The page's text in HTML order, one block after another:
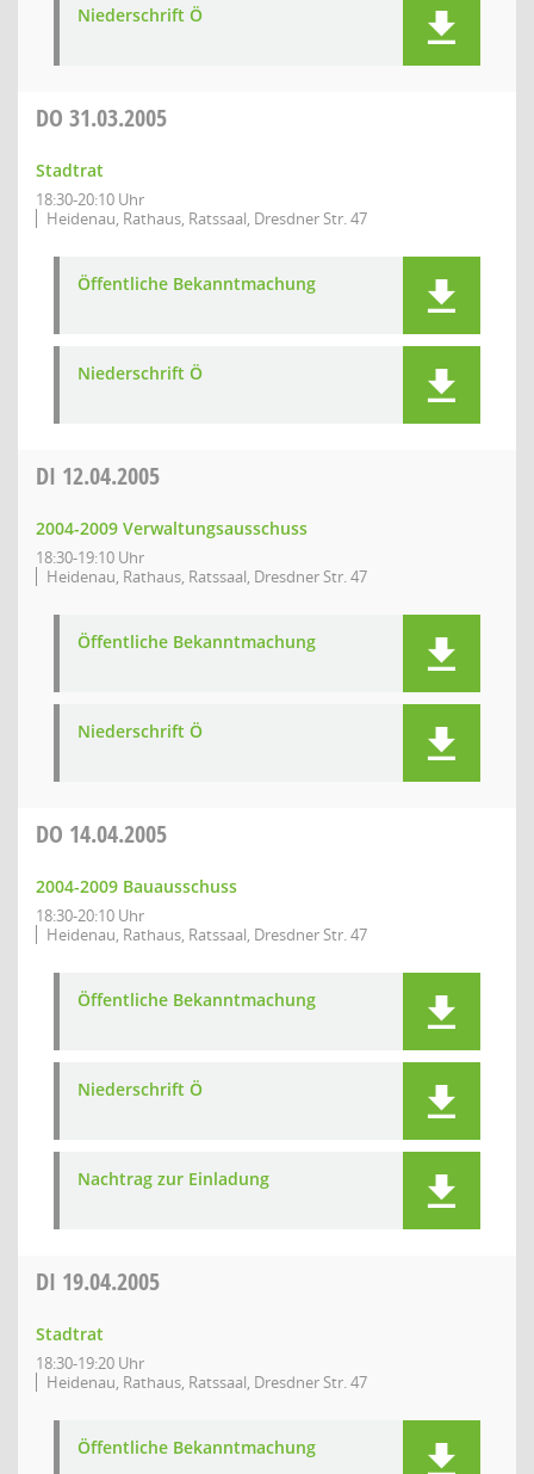
Niederschrift Ö
DO 31.03.2005
Stadtrat
18:30-20:10 Uhr
Heidenau, Rathaus, Ratssaal, Dresdner Str. 47
Öffentliche Bekanntmachung
Niederschrift Ö
DI 12.04.2005
2004-2009 Verwaltungsausschuss
18:30-19:10 Uhr
Heidenau, Rathaus, Ratssaal, Dresdner Str. 47
Öffentliche Bekanntmachung
Niederschrift Ö
DO 14.04.2005
2004-2009 Bauausschuss
18:30-20:10 Uhr
Heidenau, Rathaus, Ratssaal, Dresdner Str. 47
Öffentliche Bekanntmachung
Niederschrift Ö
Nachtrag zur Einladung
DI 19.04.2005
Stadtrat
18:30-19:20 Uhr
Heidenau, Rathaus, Ratssaal, Dresdner Str. 47
Öffentliche Bekanntmachung